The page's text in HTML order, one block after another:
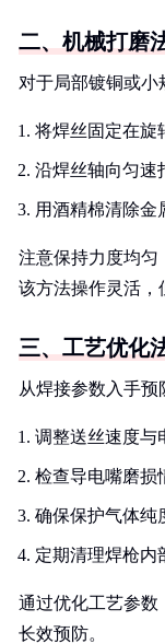
二、机械打磨
对于局部镀铜或小
将焊丝固定在旋
沿焊丝轴向匀速
用酒精棉清除金
注意保持力度均匀
该方法操作灵活，
三、工艺优化
从焊接参数入手预
调整送丝速度与
检查导电嘴磨损
确保保护气体纯
定期清理焊枪内
通过优化工艺参数
长效预防。